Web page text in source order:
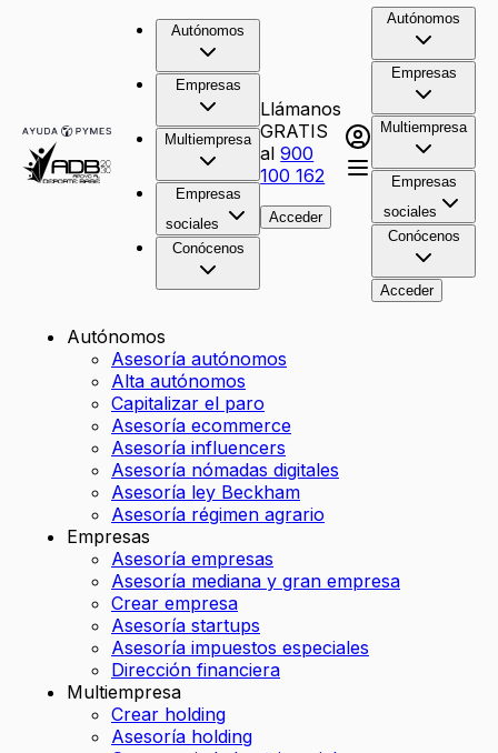
Autónomos
Empresas
Multiempresa
Empresas
sociales
Conócenos
Llámanos
GRATIS
al900
100 162
Acceder
Autónomos
Empresas
Multiempresa
Empresas
sociales
Conócenos
Acceder
Autónomos
Asesoría autónomos
Alta autónomos
Capitalizar el paro
Asesoría ecommerce
Asesoría influencers
Asesoría nómadas digitales
Asesoría ley Beckham
Asesoría régimen agrario
Empresas
Asesoría empresas
Asesoría mediana y gran empresa
Crear empresa
Asesoría startups
Asesoría impuestos especiales
Dirección financiera
Multiempresa
Crear holding
Asesoría holding